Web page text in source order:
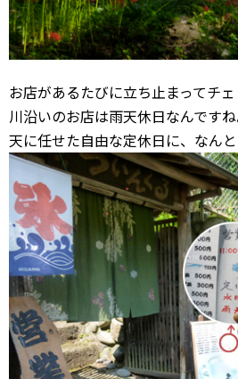
お店があるたびに立ち止まってチェ
川沿いのお店は雨天休日なんですね
天に任せた自由な定休日に、なんと